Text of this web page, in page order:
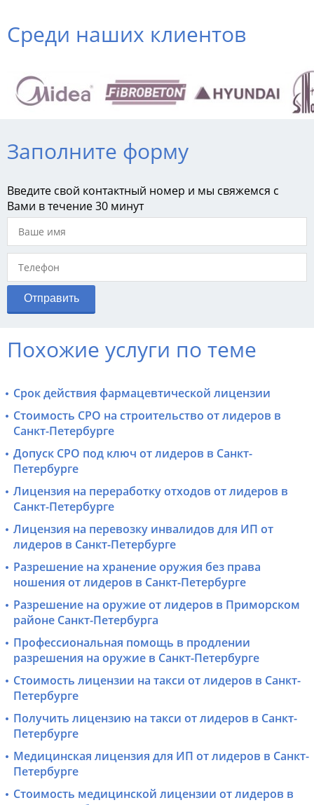
Среди наших клиентов
Заполните форму
Введите свой контактный номер и мы свяжемся с
Вами в течение 30 минут
Похожие услуги по теме
Срок действия фармацевтической лицензии
Стоимость СРО на строительство от лидеров в
Санкт-Петербурге
Допуск СРО под ключ от лидеров в Санкт-
Петербурге
Лицензия на переработку отходов от лидеров в
Санкт-Петербурге
Лицензия на перевозку инвалидов для ИП от
лидеров в Санкт-Петербурге
Разрешение на хранение оружия без права
ношения от лидеров в Санкт-Петербурге
Разрешение на оружие от лидеров в Приморском
районе Санкт-Петербурга
Профессиональная помощь в продлении
разрешения на оружие в Санкт-Петербурге
Стоимость лицензии на такси от лидеров в Санкт-
Петербурге
Получить лицензию на такси от лидеров в Санкт-
Петербурге
Медицинская лицензия для ИП от лидеров в Санкт-
Петербурге
Стоимость медицинской лицензии от лидеров в